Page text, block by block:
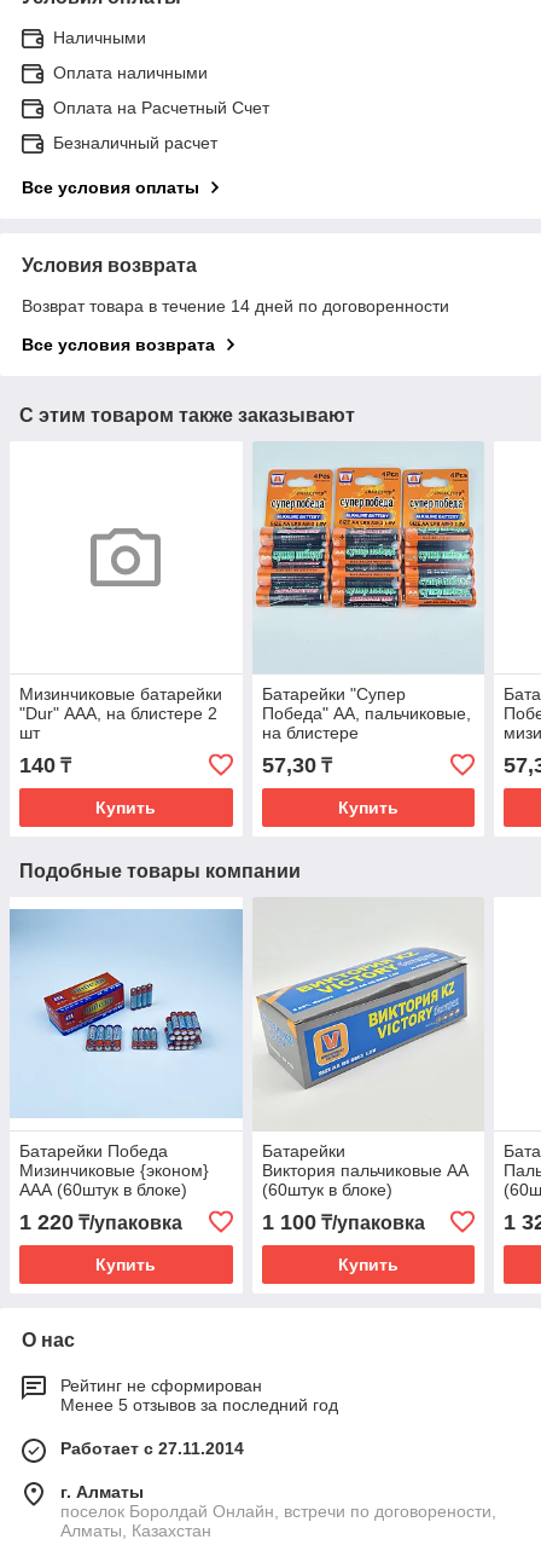
Наличными
Оплата наличными
Оплата на Расчетный Счет
Безналичный расчет
Все условия оплаты
Условия возврата
Возврат товара в течение 14 дней по договоренности
Все условия возврата
С этим товаром также заказывают
Мизинчиковые батарейки
"Dur" ААА, на блистере 2
шт
140 ₸
Купить
Батарейки "Супер
Победа" АА, пальчиковые,
на блистере
57,30₸
Купить
Подобные товары компании
Батарейки Победа
Мизинчиковые {эконом}
ААА (60штук в блоке)
1 220 ₸/упаковка
Купить
Батарейки
Виктория пальчиковые АА
(60штук в блоке)
1 100₸/упаковка
Купить
1
О нас
Рейтинг не сформирован
Менее 5 отзывов за последний год
Работает с 27.11.2014
г. Алматы
поселок Боролдай Онлайн, встречи по договорености,
Алматы, Казахстан